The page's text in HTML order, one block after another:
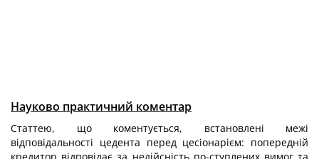
Науково практичний коментар
Статтею, що коментується, встановлені межі
відповідальності цедента перед цесіонарієм: попередній